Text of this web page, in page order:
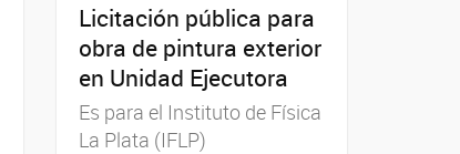
Licitación pública para
obra de pintura exterior
en Unidad Ejecutora
Es para el Instituto de Física
La Plata (IFLP)